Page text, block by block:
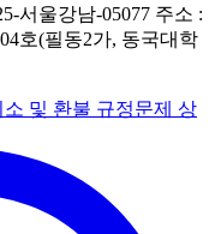
서울강남-05077 주소 :
호(필동2가, 동국대학
소 및 환불 규정문제 상